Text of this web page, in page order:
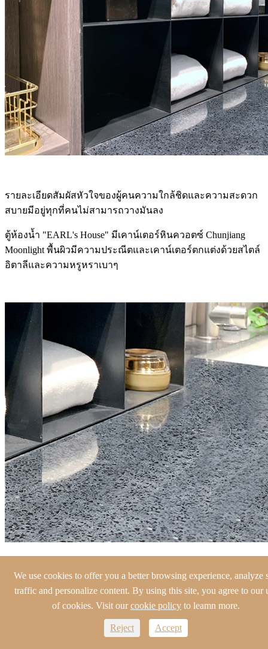
รายละเอียดสัมผัสหัวใจของผู้คนความใกล้ชิดและความสะดวก
สบายมีอยู่ทุกที่คนไม่สามารถวางมันลง
ตู้ห้องน้ำ "EARL's House" มีเคาน์เตอร์หินควอตซ์ Chunjiang
Moonlight พื้นผิวมีความประณีตและเคาน์เตอร์ตกแต่งด้วยสไตล์
อิตาลีและความหรูหราเบาๆ
ประตูกระจกมีการออกแบบกรอบแคบและด้ามจับนิกเกิลเคลือบ
ด้านซึ่งเผยให้เห็นถึงรสชาติที่สง่างามและฟุ่มเฟือยและไม่แพง
การใช้ไฟลามิเนตกระจกแบบฝังไม่เพียงแต่เพิ่มแสงและเงาให้
กับพื้นที่เท่านั้นแต่ยังช่วยในการให้แสงสว่างและง่ายต่อการ
We use cookies to offer you a better browsing experience, analyze
traffic and personalize content. By using this site, you agree to our
of cookies. Visit ourcookie policy to leamn more.
Reject Accept